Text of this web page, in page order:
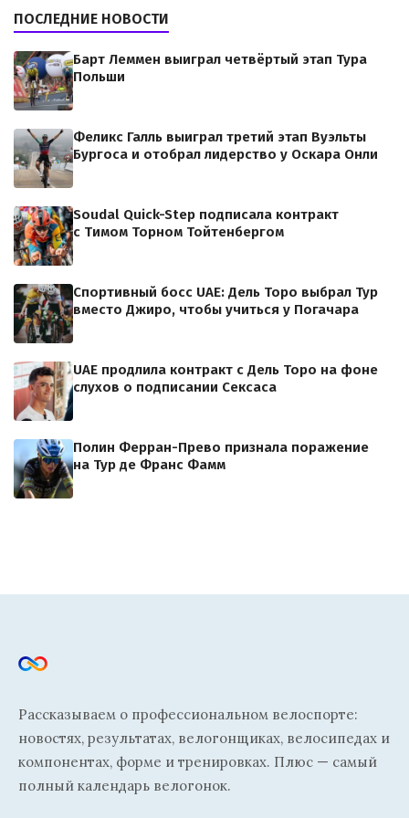
ПОСЛЕДНИЕ НОВОСТИ
Барт Леммен выиграл четвёртый этап Тура
Польши
Феликс Галль выиграл третий этап Вуэльты
Бургоса и отобрал лидерство у Оскара Онли
Soudal Quick-Step подписала контракт
с Тимом Торном Тойтенбергом
Спортивный босс UAE: Дель Торо выбрал Тур
вместо Джиро, чтобы учиться у Погачара
UAE продлила контракт с Дель Торо на фоне
слухов о подписании Сексаса
Полин Ферран-Прево признала поражение
на Тур де Франс Фамм
Рассказываем о профессиональном велоспорте:
новостях, результатах, велогонщиках, велосипедах и
компонентах, форме и тренировках. Плюс — самый
полный календарь велогонок.